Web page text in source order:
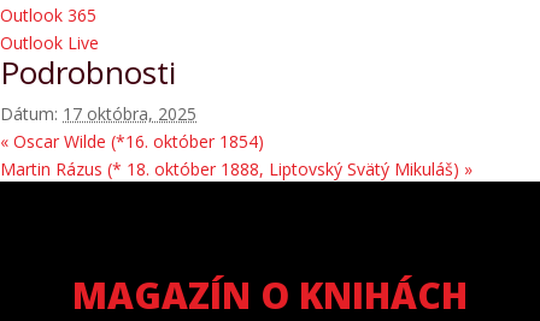
Outlook 365
Outlook Live
Podrobnosti
Dátum: 17 októbra, 2025
« Oscar Wilde (*16. október 1854)
Martin Rázus (* 18. október 1888, Liptovský Svätý Mikuláš) »
MAGAZÍN O KNIHÁCH